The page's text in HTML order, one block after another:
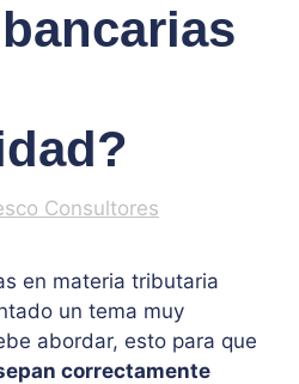
Consultores
en materia tributaria
un tema muy
abordar, esto para que
correctamente